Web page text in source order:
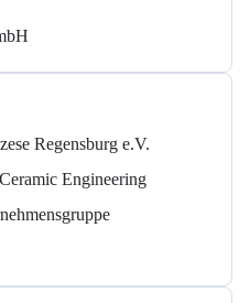
Regensburg e.V.
Engineering